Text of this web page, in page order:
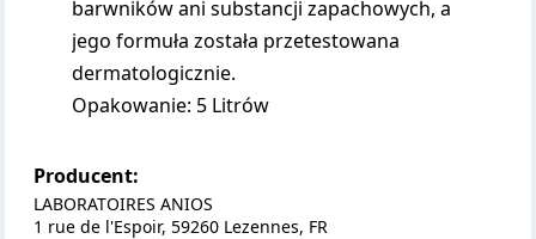
barwników ani substancji zapachowych, a
jego formuła została przetestowana
dermatologicznie.
Opakowanie: 5 Litrów
Producent:
LABORATOIRES ANIOS
1 rue de l'Espoir, 59260 Lezennes, FR